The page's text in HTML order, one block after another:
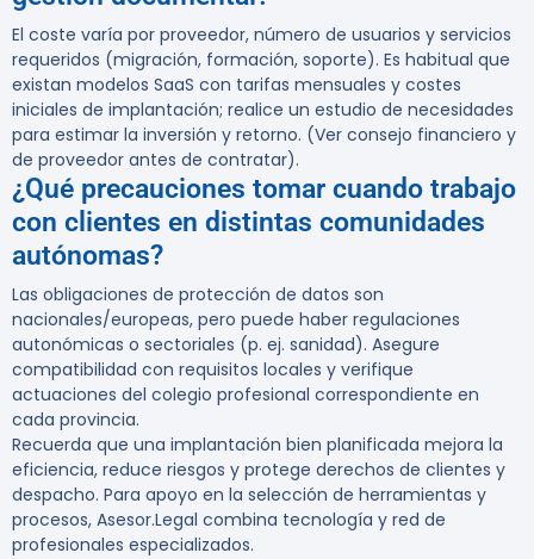
El coste varía por proveedor, número de usuarios y servicios
requeridos (migración, formación, soporte). Es habitual que
existan modelos SaaS con tarifas mensuales y costes
iniciales de implantación; realice un estudio de necesidades
para estimar la inversión y retorno. (Ver consejo financiero y
de proveedor antes de contratar).
¿Qué precauciones tomar cuando trabajo
con clientes en distintas comunidades
autónomas?
Las obligaciones de protección de datos son
nacionales/europeas, pero puede haber regulaciones
autonómicas o sectoriales (p. ej. sanidad). Asegure
compatibilidad con requisitos locales y verifique
actuaciones del colegio profesional correspondiente en
cada provincia.
Recuerda que una implantación bien planificada mejora la
eficiencia, reduce riesgos y protege derechos de clientes y
despacho. Para apoyo en la selección de herramientas y
procesos, Asesor.Legal combina tecnología y red de
profesionales especializados.